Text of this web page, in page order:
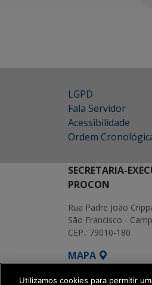
LGPD
Fala Servidor
Acessibilidade
Ordem
SECRETARIA-
PROCON
Rua Padre João
São Francisco -
CEP.: 79010-180
MAPA
SETDIG |
Utilizamos cookies para permitir